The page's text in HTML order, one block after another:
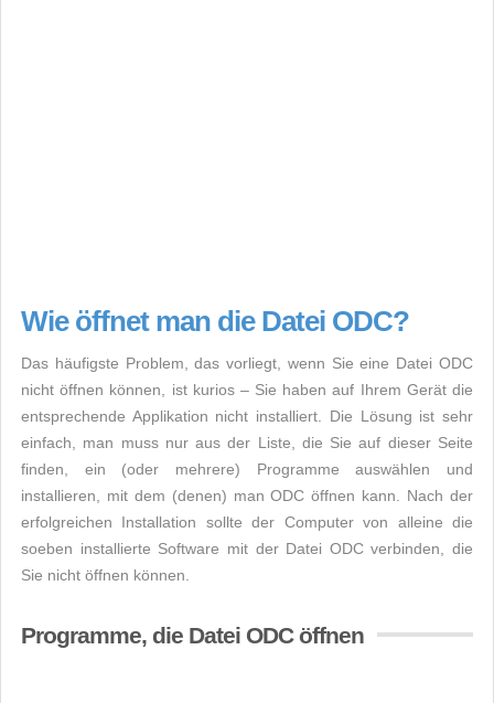
Wie öffnet man die Datei ODC?
Das häufigste Problem, das vorliegt, wenn Sie eine Datei ODC
nicht öffnen können, ist kurios – Sie haben auf Ihrem Gerät die
entsprechende Applikation nicht installiert. Die Lösung ist sehr
einfach, man muss nur aus der Liste, die Sie auf dieser Seite
finden, ein (oder mehrere) Programme auswählen und
installieren, mit dem (denen) man ODC öffnen kann. Nach der
erfolgreichen Installation sollte der Computer von alleine die
soeben installierte Software mit der Datei ODC verbinden, die
Sie nicht öffnen können.
Programme, die Datei ODC öffnen